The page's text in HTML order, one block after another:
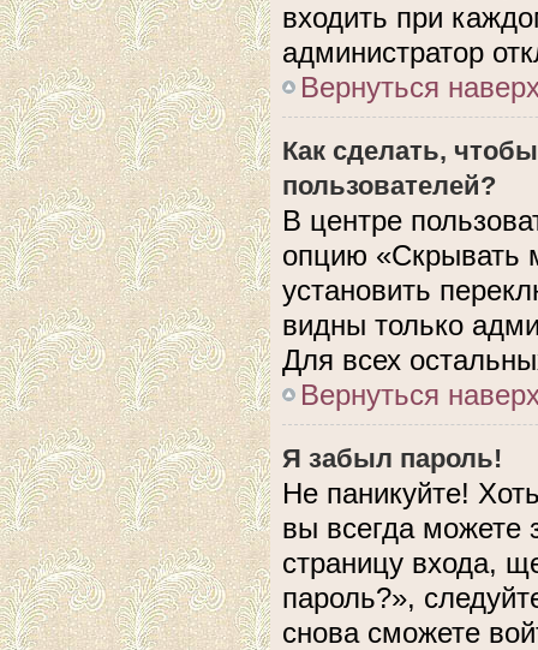
входить при
администратор
Вернуться
Как сделать,
пользователей?
В центре
опцию «Скрывать
установить
видны только
Для всех
Вернуться
Я забыл пароль!
Не паникуйте!
вы всегда можете
страницу входа,
пароль?»,
снова сможете